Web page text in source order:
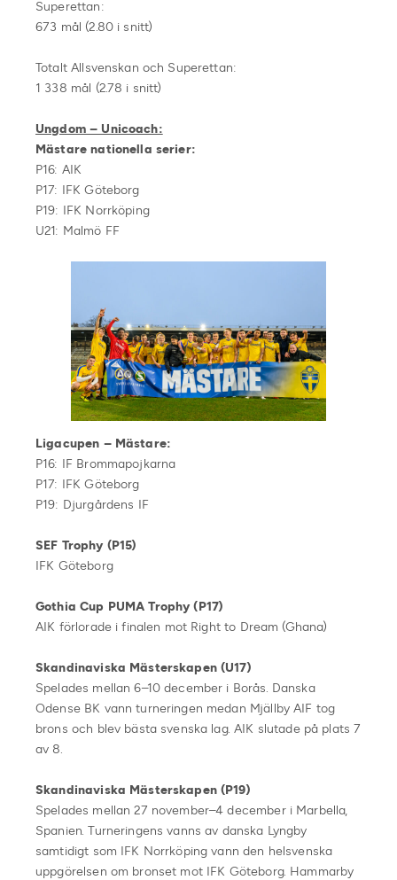
Superettan:
673 mål (2.80 i snitt)
Totalt Allsvenskan och Superettan:
1 338 mål (2.78 i snitt)
Ungdom – Unicoach:
Mästare nationella serier:
P16: AIK
P17: IFK Göteborg
P19: IFK Norrköping
U21: Malmö FF
Ligacupen – Mästare:
P16: IF Brommapojkarna
P17: IFK Göteborg
P19: Djurgårdens IF
SEF Trophy (P15)
IFK Göteborg
Gothia Cup PUMA Trophy (P17)
AIK förlorade i finalen mot Right to Dream (Ghana)
Skandinaviska Mästerskapen (U17)
Spelades mellan 6–10 december i Borås. Danska
Odense BK vann turneringen medan Mjällby AIF tog
brons och blev bästa svenska lag. AIK slutade på plats 7
av 8.
Skandinaviska Mästerskapen (P19)
Spelades mellan 27 november–4 december i Marbella,
Spanien. Turneringens vanns av danska Lyngby
samtidigt som IFK Norrköping vann den helsvenska
uppgörelsen om bronset mot IFK Göteborg. Hammarby